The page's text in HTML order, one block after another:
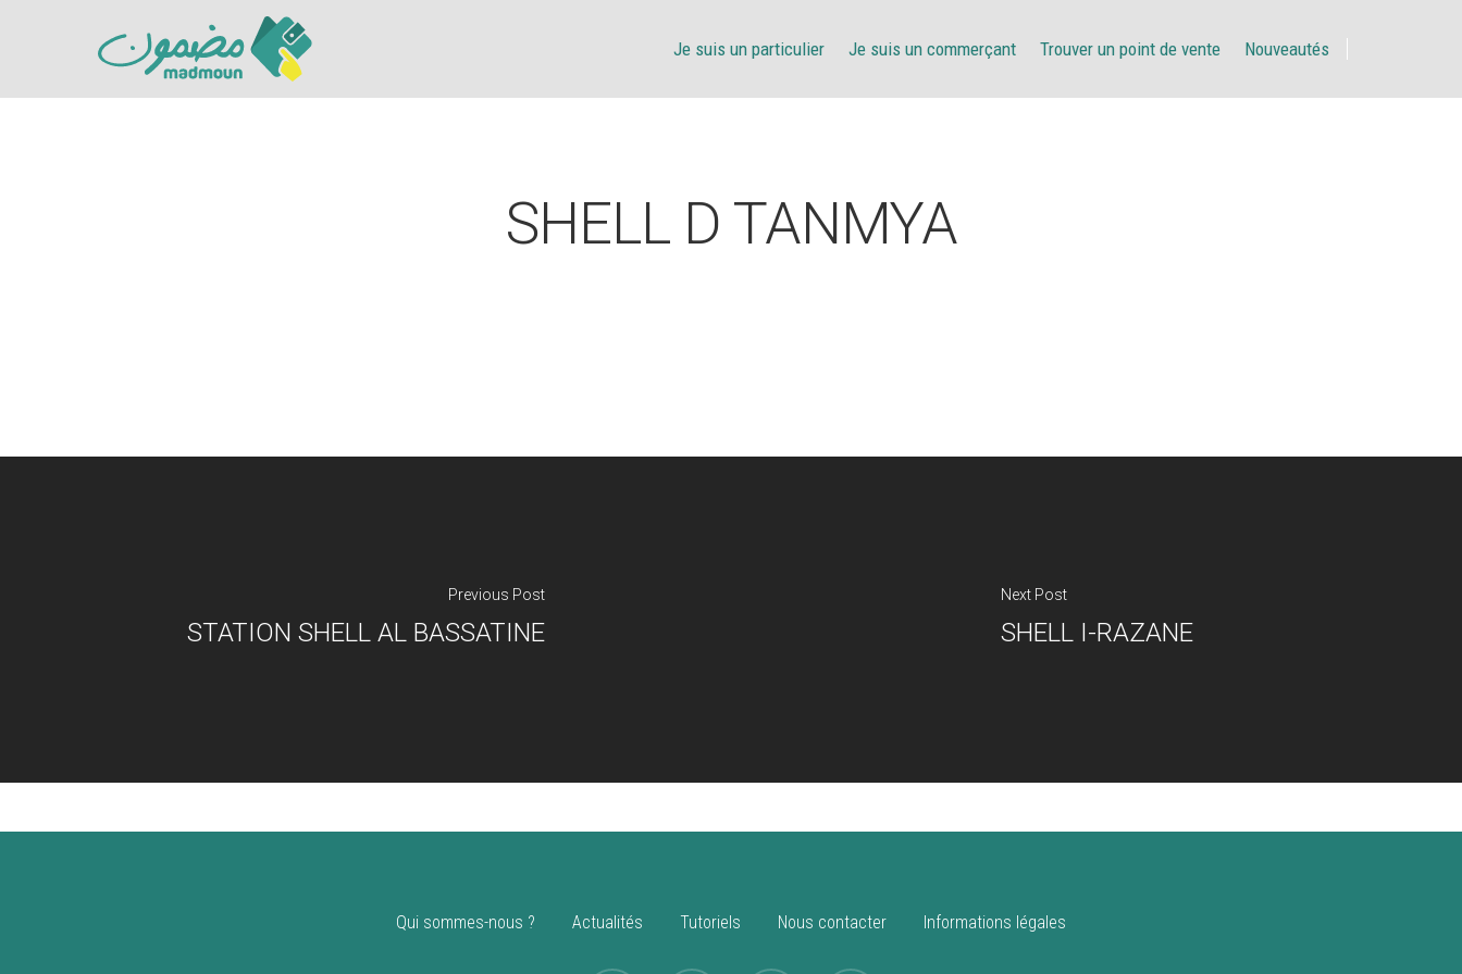
Je suis un particulier Je suis un commerçant Trouver un point de vente Nouveautés
SHELL D TANMYA
Previous Post
STATION SHELL AL BASSATINE
Next Post
SHELL I-RAZANE
Qui sommes-nous ? Actualités Tutoriels Nous contacter Informations légales